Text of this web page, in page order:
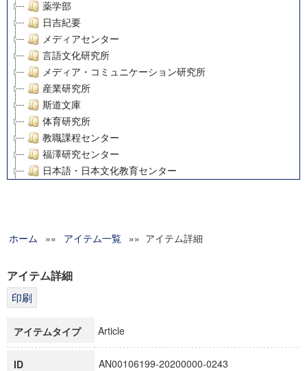
薬学部
日吉紀要
メディアセンター
言語文化研究所
メディア・コミュニケーション研究所
産業研究所
斯道文庫
体育研究所
教職課程センター
福澤研究センター
日本語・日本文化教育センター
グローバルリサーチインスティテュート
科学研究費補助金研究成果報告書
博士課程教育リーディングプログラム「超成熟社会発展のサ
ホーム »» アイテム一覧 »» アイテム詳細
アイテム詳細
アイテムタイプ Article
ID AN00106199-20200000-0243